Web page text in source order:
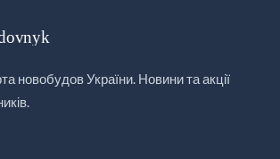
новобудов України. Новини та акції